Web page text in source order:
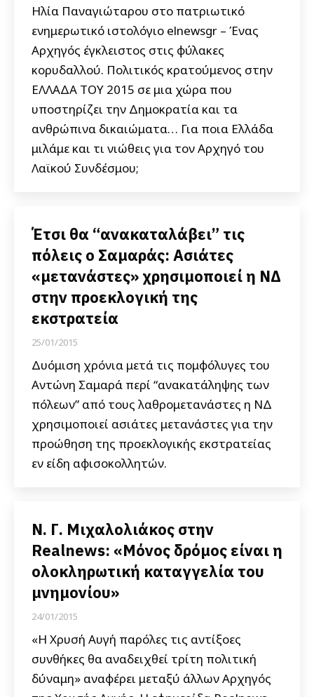
Ηλία Παναγιώταρου στο πατριωτικό
ενημερωτικό ιστολόγιο elnewsgr – Ένας
Αρχηγός έγκλειστος στις φύλακες
κορυδαλλού. Πολιτικός κρατούμενος στην
ΕΛΛΑΔΑ ΤΟΥ 2015 σε μια χώρα που
υποστηρίζει την Δημοκρατία και τα
ανθρώπινα δικαιώματα… Για ποια Ελλάδα
μιλάμε και τι νιώθεις για τον Αρχηγό του
Λαϊκού Συνδέσμου;
Έτσι θα “ανακαταλάβει” τις
πόλεις ο Σαμαράς: Ασιάτες
«μετανάστες» χρησιμοποιεί η ΝΔ
στην προεκλογική της
εκστρατεία
25/01/2015
Δυόμιση χρόνια μετά τις πομφόλυγες του
Αντώνη Σαμαρά περί “ανακατάληψης των
πόλεων” από τους λαθρομετανάστες η ΝΔ
χρησιμοποιεί ασιάτες μετανάστες για την
προώθηση της προεκλογικής εκστρατείας
εν είδη αφισοκολλητών.
Ν. Γ. Μιχαλολιάκος στην
Realnews: «Μόνος δρόμος είναι η
ολοκληρωτική καταγγελία του
μνημονίου»
24/01/2015
«Η Χρυσή Αυγή παρόλες τις αντίξοες
συνθήκες θα αναδειχθεί τρίτη πολιτική
δύναμη» αναφέρει μεταξύ άλλων Αρχηγός